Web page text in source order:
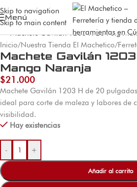
Skip to navigation
Skip to main content
Menú
Inicio/Nuestra Tienda El Machetico/
Machete Gavilán
Mango Naranja
$21.000
Machete Gavilán 1203 H de 20
ideal para corte de maleza y labores de
visibilidad.
Hay existencias
- +
Añadir al carrito